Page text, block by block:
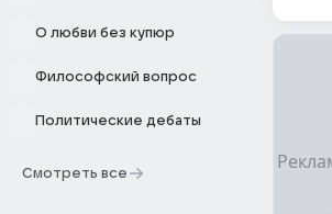
О любви без купюр
Философский вопрос
Политические дебаты
Смотреть все